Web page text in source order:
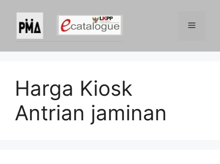
content
Menu
Harga Kiosk
Antrian jaminan